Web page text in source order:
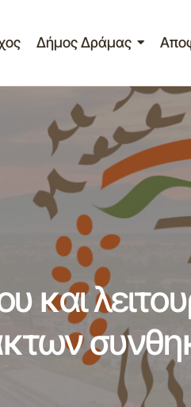
Δήμος Δράμας
ωραρίου και
και